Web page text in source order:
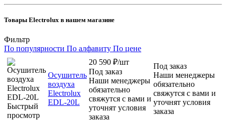
Товары Electrolux в нашем магазине
Фильтр
По популярности По алфавиту По цене
Быстрый
просмотр
Осушитель
воздуха
Electrolux
EDL-20L
20 590 ₽/шт
Под заказ
Наши менеджеры
обязательно
свяжутся с вами и
уточнят условия
заказа
Под заказ
Наши менеджеры
обязательно
свяжутся с вами и
уточнят условия
заказа